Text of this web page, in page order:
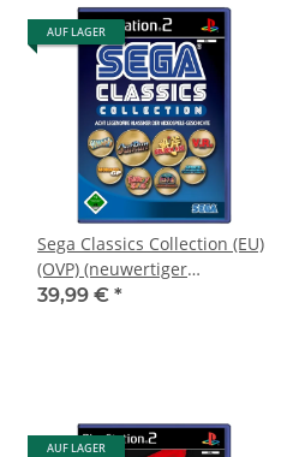
AUF LAGER
Sega Classics Collection (EU)
(OVP) (neuwertiger
Sammlerzustand) -
39,99 € *
AUF LAGER